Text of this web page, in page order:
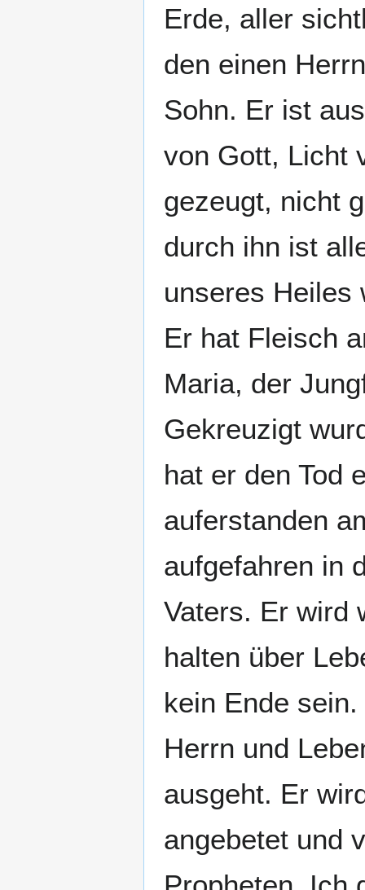
Erde, aller
den einen
Sohn. Er ist
von Gott, Licht
gezeugt, nicht
durch ihn ist
unseres Heiles
Er hat Fleisch
Maria, der
Gekreuzigt
hat er den Tod
auferstanden
aufgefahren in
Vaters. Er wird
halten über
kein Ende
Herrn und
ausgeht. Er
angebetet und